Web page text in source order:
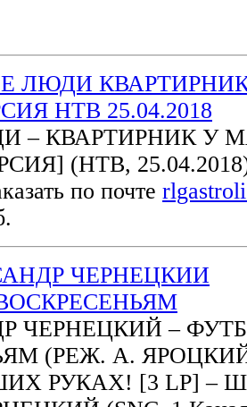
– КВАРТИРНИК У
(НТВ,
по почте
ЧЕРНЕЦКИЙ –
(РЕЖ. А. ЯРОЦКИЙ
РУКАХ! [3 LP] –